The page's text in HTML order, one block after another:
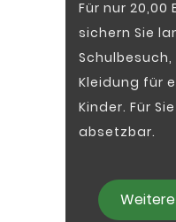
Für nur 20,00
sichern Sie
Kleidung für
Kinder. Für
absetzbar.